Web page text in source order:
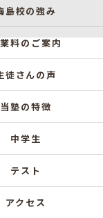
島校の強み
料のご案内
徒さんの声
当塾の特徴
中学生
テスト
アクセス